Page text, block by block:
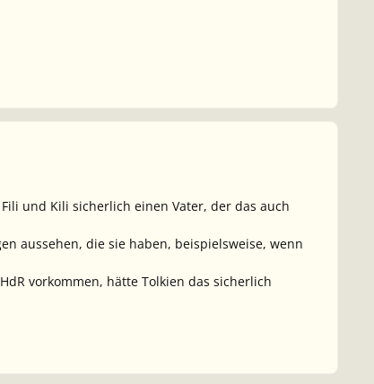
und Kili sicherlich einen Vater, der das auch
aussehen, die sie haben, beispielsweise, wenn
vorkommen, hätte Tolkien das sicherlich